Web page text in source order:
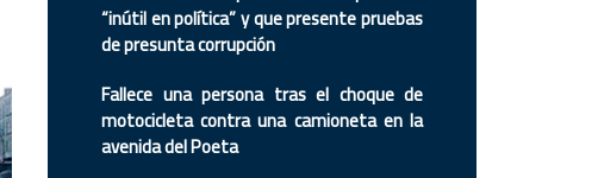
“inútil en política” y que presente pruebas
de presunta corrupción
Fallece una persona tras el choque de
motocicleta contra una camioneta en la
avenida del Poeta